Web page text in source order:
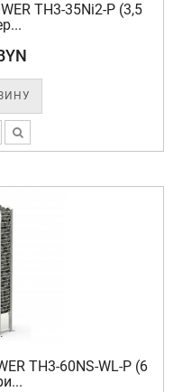
TH3-35Ni2-P (3,5
TH3-60NS-WL-P (6